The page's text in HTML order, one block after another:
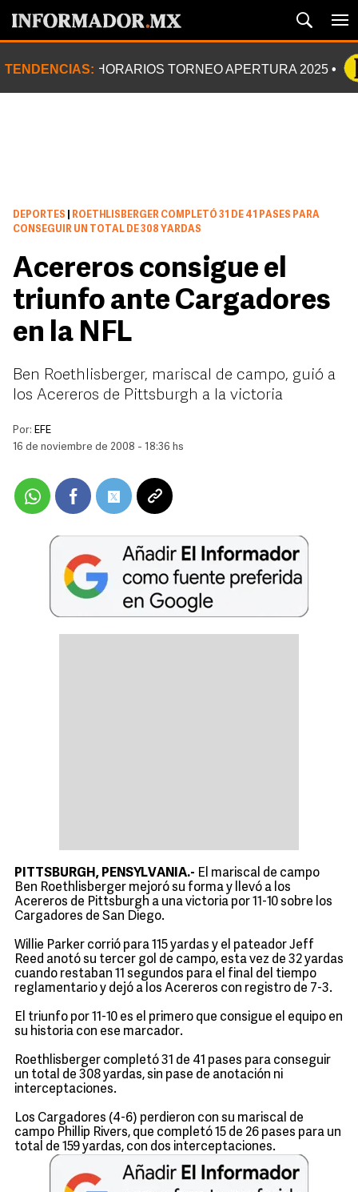
TENDENCIAS: HORARIOS TORNEO APERTURA 2025
DEPORTES
ROETHLISBERGER COMPLETÓ 31 DE 41 PASES PARA
CONSEGUIR UN TOTAL DE 308 YARDAS
Acereros consigue el
triunfo ante Cargadores
en la NFL
Ben Roethlisberger, mariscal de campo, guió a
los Acereros de Pittsburgh a la victoria
Por: EFE
16 de noviembre de 2008 - 18:36 hs
PITTSBURGH, PENSYLVANIA.- El mariscal de campo
Ben Roethlisberger mejoró su forma y llevó a los
Acereros de Pittsburgh a una victoria por 11-10 sobre los
Cargadores de San Diego.
Willie Parker corrió para 115 yardas y el pateador Jeff
Reed anotó su tercer gol de campo, esta vez de 32 yardas
cuando restaban 11 segundos para el final del tiempo
reglamentario y dejó a los Acereros con registro de 7-3.
El triunfo por 11-10 es el primero que consigue el equipo en
su historia con ese marcador.
Roethlisberger completó 31 de 41 pases para conseguir
un total de 308 yardas, sin pase de anotación ni
interceptaciones.
Los Cargadores (4-6) perdieron con su mariscal de
campo Phillip Rivers, que completó 15 de 26 pases para un
total de 159 yardas, con dos interceptaciones.